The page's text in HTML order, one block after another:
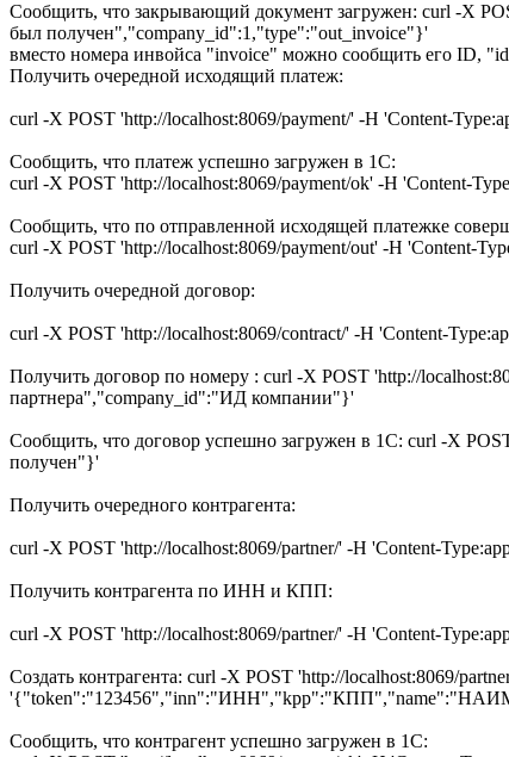
Сообщить, что закрывающий документ загружен: curl -X
был получен","company_id":1,"type":"out_invoice"}'
вместо номера инвойса "invoice" можно сообщить его ID,
Получить очередной исходящий платеж:
curl -X POST 'http://localhost:8069/payment/' -H 'Content-
Сообщить, что платеж успешно загружен в 1С:
curl -X POST 'http://localhost:8069/payment/ok' -H 'Content-
Сообщить, что по отправленной исходящей платежке
curl -X POST 'http://localhost:8069/payment/out' -H 'Content-
Получить очередной договор:
curl -X POST 'http://localhost:8069/contract/' -H 'Content-
Получить договор по номеру : curl -X POST 'http://
партнера","company_id":"ИД компании"}'
Сообщить, что договор успешно загружен в 1С: curl -X
получен"}'
Получить очередного контрагента:
curl -X POST 'http://localhost:8069/partner/' -H 'Content-
Получить контрагента по ИНН и КПП:
curl -X POST 'http://localhost:8069/partner/' -H 'Content-
Создать контрагента: curl -X POST 'http://localhost:8069/
Сообщить, что контрагент успешно загружен в 1С: